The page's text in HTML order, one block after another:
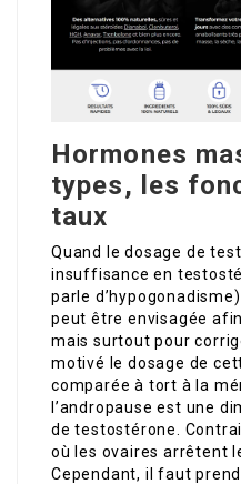
Hormones
types, les
taux
Quand le dosage de
insuffisance en
parle
peut être envisagée
mais surtout pour
motivé le dosage de
comparée à tort à la
l’andropause est une
de testostérone.
où les ovaires arrêtent
Cependant, il faut